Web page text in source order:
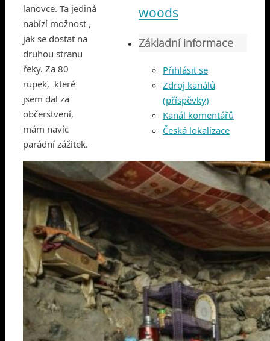
lanovce. Ta jediná
nabízí možnost ,
jak se dostat na
druhou stranu
řeky. Za 80
rupek, které
jsem dal za
občerstvení,
mám navíc
parádní zážitek.
woods
Základní informace
Přihlásit se
Zdroj kanálů
(příspěvky)
Kanál komentářů
Česká lokalizace